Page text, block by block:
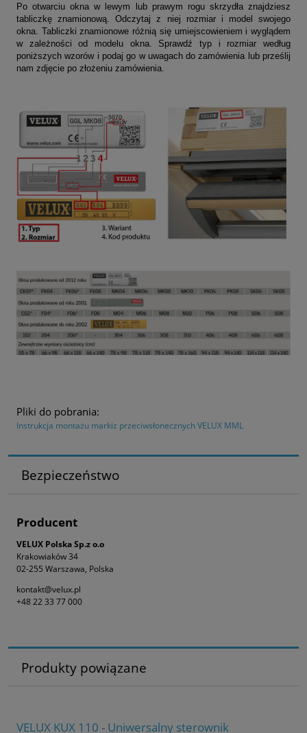
Po otwarciu okna w lewym lub prawym rogu skrzydła znajdziesz
tabliczkę znamionową. Odczytaj z niej rozmiar i model swojego
okna. Tabliczki znamionowe różnią się umiejscowieniem i wyglądem
w zależności od modelu okna. Sprawdź typ i rozmiar według
poniższych wzorów i podaj go w uwagach do zamówienia lub prześlij
nam zdjęcie po złożeniu zamówienia.
Pliki do pobrania:
Instrukcja montażu markiz przeciwsłonecznych VELUX MML
Bezpieczeństwo
Producent
VELUX Polska Sp.z o.o
Krakowiaków 34
02-255 Warszawa, Polska
kontakt@velux.pl
+48 22 33 77 000
Produkty powiązane
VELUX KUX 110 - Uniwersalny sterownik